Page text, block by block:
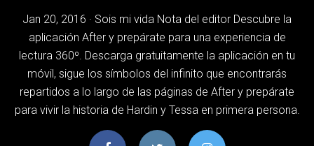
Jan 20, 2016 · Sois mi vida Nota del editor Descubre la
aplicación After y prepárate para una experiencia de
lectura 360º. Descarga gratuitamente la aplicación en tu
móvil, sigue los símbolos del infinito que encontrarás
repartidos a lo largo de las páginas de After y prepárate
para vivir la historia de Hardin y Tessa en primera persona.